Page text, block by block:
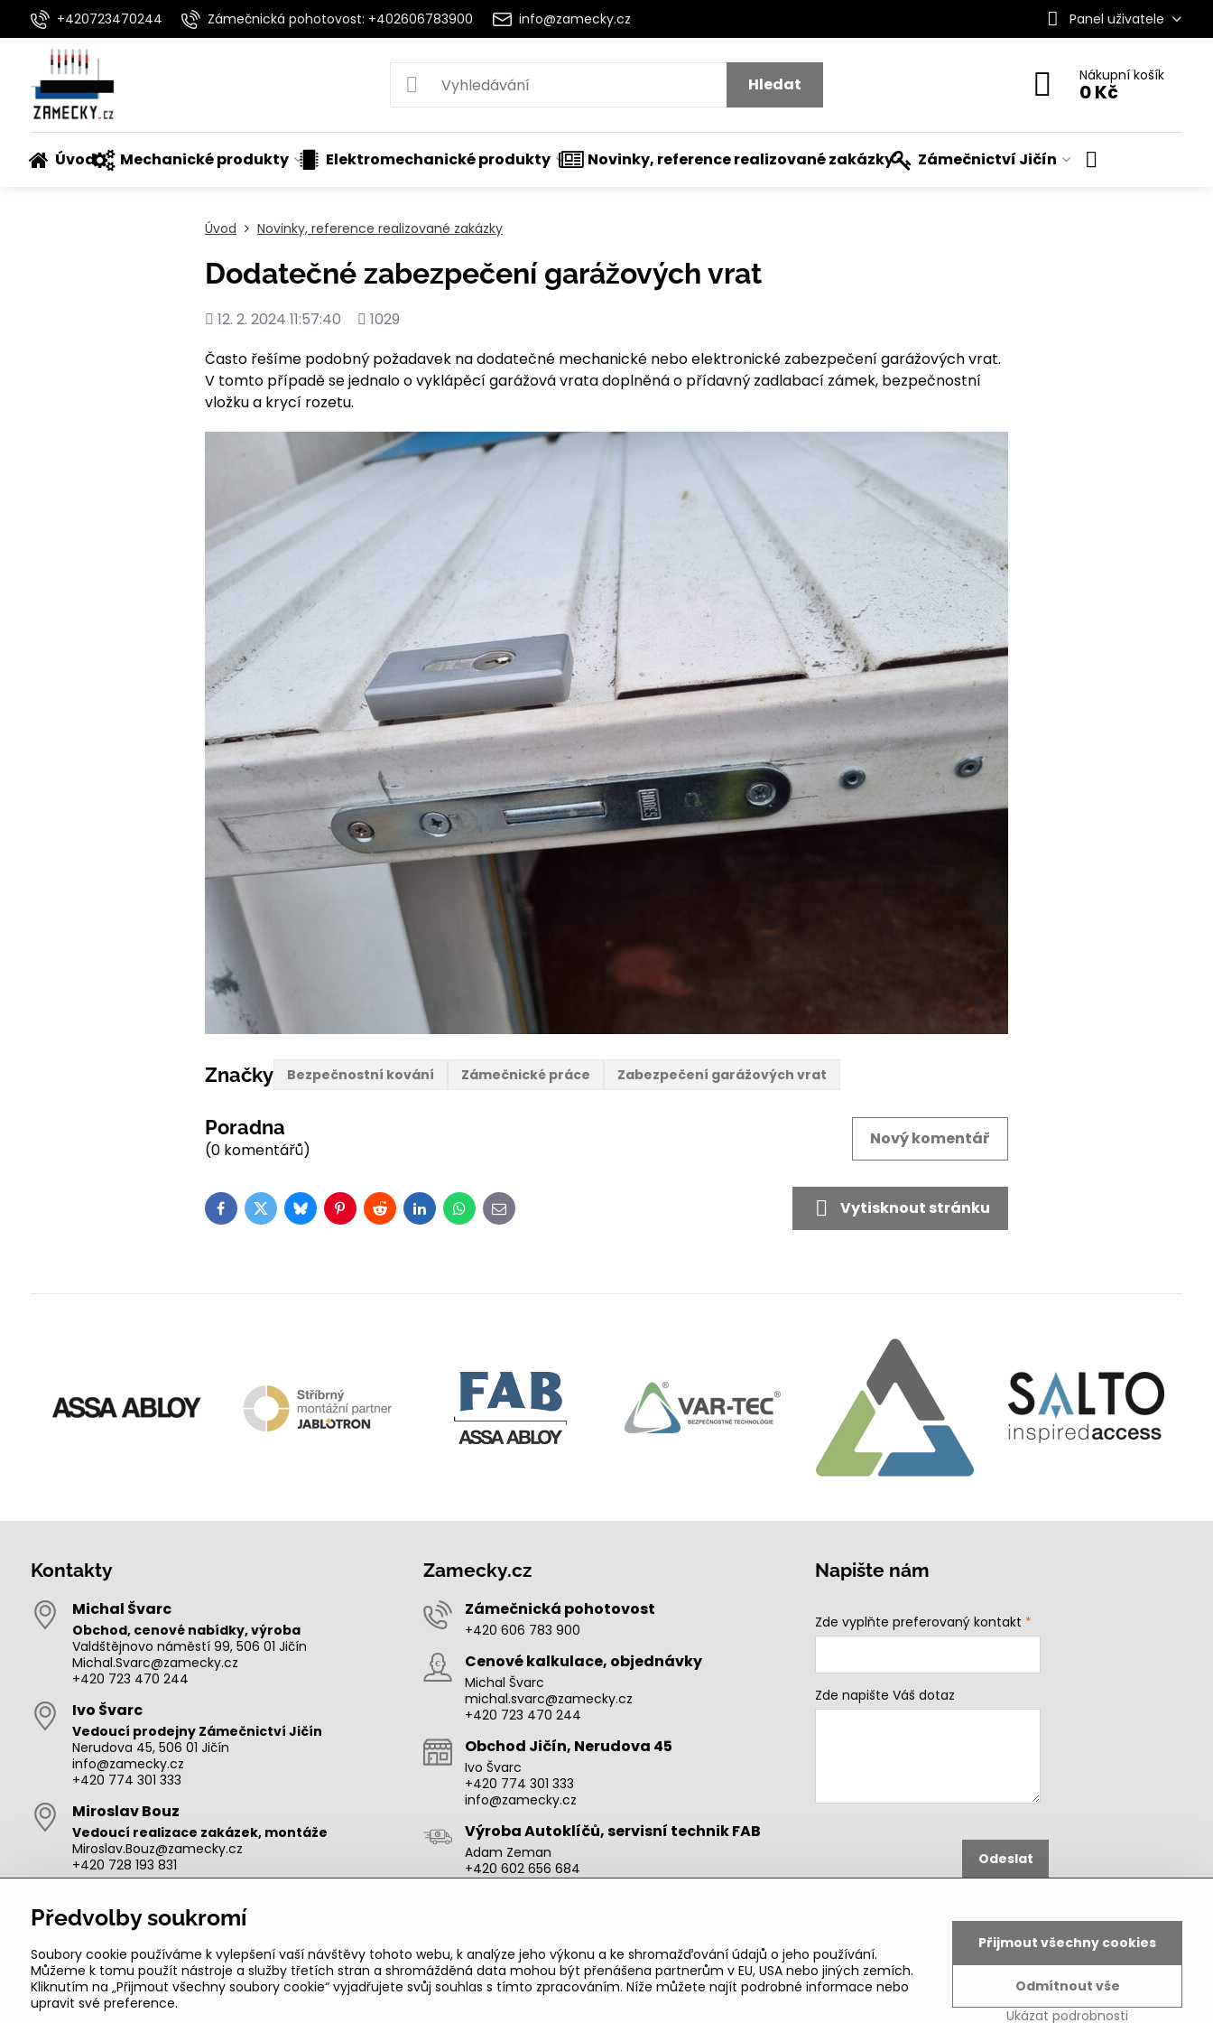
+420723470244 Zámečnická pohotovost: +402606783900 info@zamecky.cz Panel uživatele
Hledat Nákupní košík
0 Kč
Úvod Mechanické produkty Elektromechanické produkty Novinky, reference realizované zakázky Zámečnictví Jičín
Úvod Novinky, reference realizované zakázky
Dodatečné zabezpečení garážových vrat
Přidáno
12. 2. 2024 11:57:40
Počet
1029
Často řešíme podobný požadavek na dodatečné mechanické nebo elektronické zabezpečení garážových vrat.
V tomto případě se jednalo o vyklápěcí garážová vrata doplněná o přídavný zadlabací zámek, bezpečnostní
vložku a krycí rozetu.
Značky Bezpečnostní kování Zámečnické práce Zabezpečení garážových vrat
Poradna
(0 komentářů)
Nový komentář
Facebook
TwitterBlueskyPinterest
RedditLinkedInWhatsApp
E-
mail
Vytisknout stránku
Kontakty
Michal Švarc
Obchod, cenové nabídky, výroba
Valdštějnovo náměstí 99, 506 01 Jičín
Michal.Svarc@zamecky.cz
+420 723 470 244
Ivo Švarc
Vedoucí prodejny Zámečnictví Jičín
Nerudova 45, 506 01 Jičín
info@zamecky.cz
+420 774 301 333
Miroslav Bouz
Vedoucí realizace zakázek, montáže
Miroslav.Bouz@zamecky.cz
+420 728 193 831
Výroba autoklíčů, technik pro oblast Jičín
adam.zeman@zamecky.cz
+420 602 656 684
Zamecky.cz
Zámečnická pohotovost
+420 606 783 900
Cenové kalkulace, objednávky
Michal Švarc
michal.svarc@zamecky.cz
+420 723 470 244
Obchod Jičín, Nerudova 45
Ivo Švarc
+420 774 301 333
info@zamecky.cz
Výroba Autoklíčů, servisní technik FAB
Adam Zeman
+420 602 656 684
Napište nám
Zde vyplňte preferovaný kontakt *
Zde napište Váš dotaz
Odeslat
Předvolby soukromí
Soubory cookie používáme k vylepšení vaší návštěvy tohoto webu, k analýze jeho výkonu a ke shromažďování údajů o jeho používání.
Můžeme k tomu použít nástroje a služby třetích stran a shromážděná data mohou být přenášena partnerům v EU, USA nebo jiných zemích.
Kliknutím na „Přijmout všechny soubory cookie“ vyjadřujete svůj souhlas s tímto zpracováním. Níže můžete najít podrobné informace nebo
upravit své preference.
Ukázat podrobnosti
Přijmout všechny cookies
Odmítnout vše